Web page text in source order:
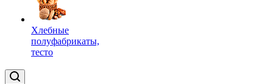
Хлебные
полуфабрикаты,
тесто